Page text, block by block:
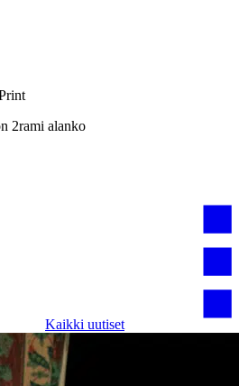
2rami alanko
Kaikki uutiset